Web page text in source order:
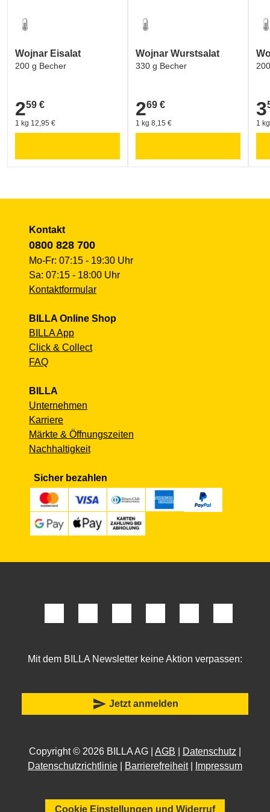
Wojnar Eisalat
200 g Becher
2,59 €
259 €
1 kg 12,95 €
Wojnar Wurstsalat
330 g Becher
2,69 €
269 €
1 kg 8,15 €
3
1
Kontakt
0800 828 700
Mo-Fr: 07:15 - 19:30 Uhr
Sa: 07:15 - 18:00 Uhr
Kontaktformular
BILLA Online Shop
BILLA App
Click & Collect
FAQ
BILLA
Unternehmen
Karriere
Märkte & Öffnungszeiten
Nachhaltigkeit
Sicher bezahlen
Mit dem BILLA Newsletter keine Aktion verpassen:
send Jetzt anmelden
Copyright © 2026 BILLA AG | AGB Datenschutz
Datenschutzrichtlinie
Barrierefreiheit| Impressum
Cookie Einstellungen und Widerruf